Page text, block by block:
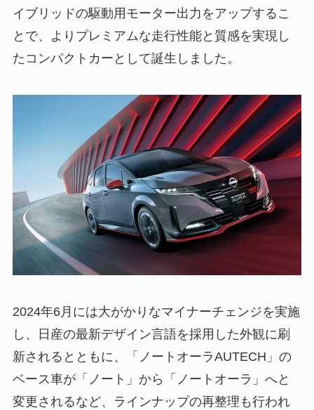
イブリッドの駆動用モーター出力をアップするこ
とで、よりプレミアムな走行性能と質感を実現し
たコンパクトカーとして誕生しました。
2024年6月には大がかりなマイナーチェンジを実施
し、日産の最新デザイン言語を採用した外観に刷
新されるとともに、「ノートオーラAUTECH」の
ベース車が「ノート」から「ノートオーラ」へと
変更されるなど、ラインナップの再整理も行われ